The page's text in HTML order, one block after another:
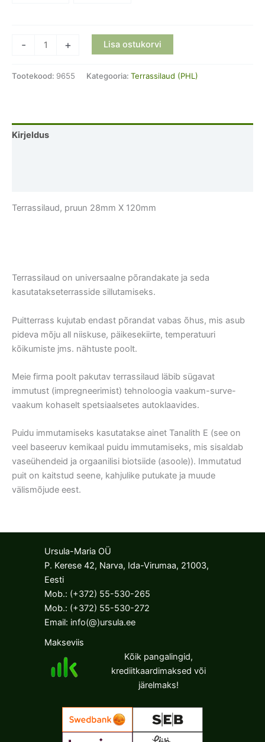
-
Terrassilaud,
+ Lisa ostukorvi
Tootekood: 9655 Kategooria: Terrassilaud (PHL)
Kirjeldus
Terrassilaud, pruun 28mm X 120mm
Terrassilaud on universaalne põrandakate ja seda
kasutatakseterrasside sillutamiseks.
Puitterrass kujutab endast põrandat vabas õhus, mis asub
pideva mõju all niiskuse, päikesekiirte, temperatuuri
kõikumiste jms. nähtuste poolt.
Meie firma poolt pakutav terrassilaud läbib sügavat
immutust (impregneerimist) tehnoloogia vaakum-surve-
vaakum kohaselt spetsiaalsetes autoklaavides.
Puidu immutamiseks kasutatakse ainet Tanalith E (see on
veel baseeruv kemikaal puidu immutamiseks, mis sisaldab
vaseühendeid ja orgaanilisi biotsiide (asoole)). Immutatud
puit on kaitstud seene, kahjulike putukate ja muude
välismõjude eest.
Ursula-Maria OÜ
P. Kerese 42, Narva, Ida-Virumaa, 21003,
Eesti
Mob.: (+372) 55-530-265
Mob.: (+372) 55-530-272
Email: info(@)ursula.ee
Makseviis
Kõik pangalingid,
krediitkaardimaksed või
järelmaks!